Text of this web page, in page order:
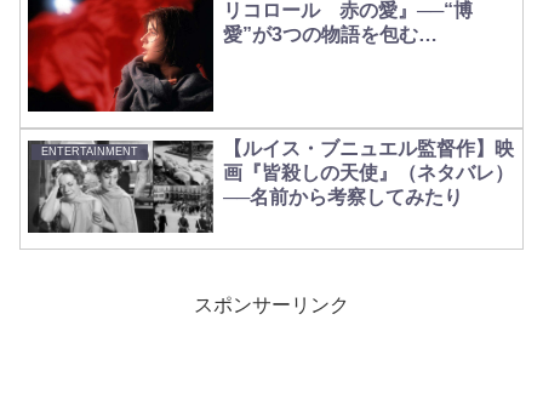
リコロール 赤の愛』──“博
愛”が3つの物語を包む
ENTERTAINMENT
【ルイス・ブニュエル監督作】映
画『皆殺しの天使』（ネタバレ）
──名前から考察してみたり
スポンサーリンク